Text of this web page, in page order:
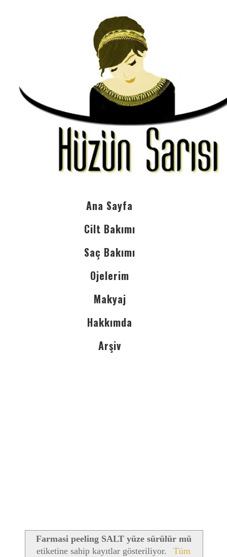
Ana Sayfa
Cilt Bakımı
Saç Bakımı
Ojelerim
Makyaj
Hakkımda
Arşiv
Farmasi peeling SALT yüze sürülür mü
etiketine sahip kayıtlar gösteriliyor.
Tüm